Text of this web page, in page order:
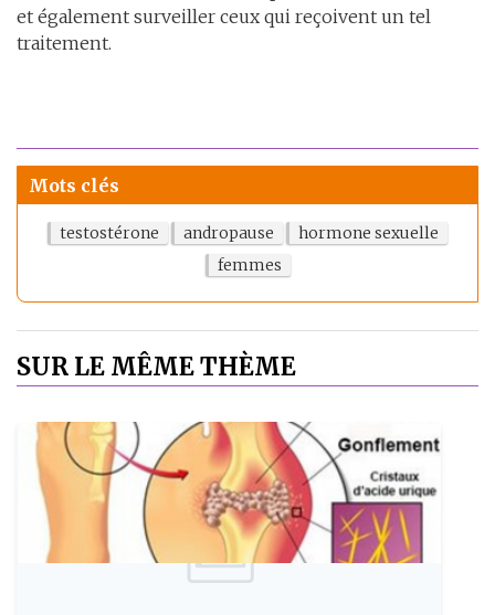
et également surveiller ceux qui reçoivent un tel
traitement.
Mots clés
testostérone andropause
hormone sexuelle
femmes
SUR LE MÊME THÈME